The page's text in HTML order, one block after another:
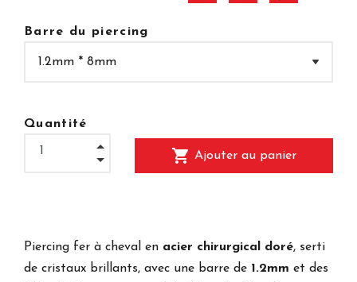
Barre du piercing
Quantité
shopping_cart Ajouter au panier
Piercing fer à cheval en acier chirurgical doré, serti
de cristaux brillants, avec une barre de 1.2mm et des